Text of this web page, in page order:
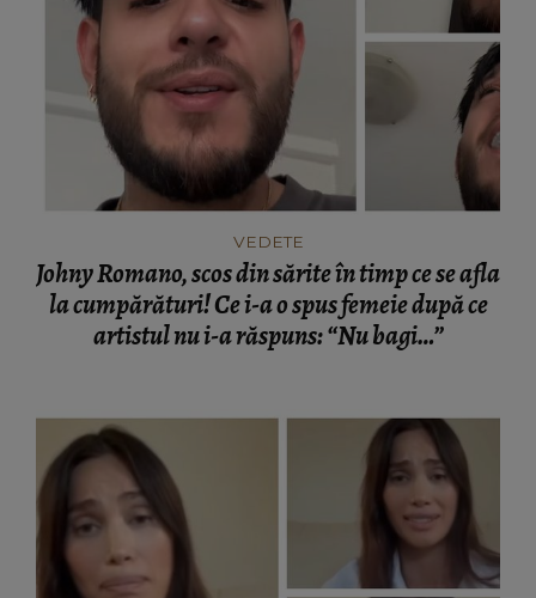
VEDETE
Johny Romano, scos din sărite în timp ce se afla
la cumpărături! Ce i-a o spus femeie după ce
artistul nu i-a răspuns: “Nu bagi…”